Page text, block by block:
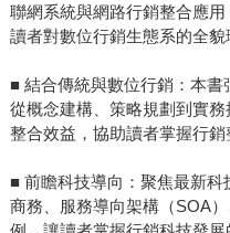
聯網系統與網路行銷整合應
讀者對數位行銷生態系的全貌
■ 結合傳統與數位行銷：本書
從概念建構、策略規劃到實
整合效益，協助讀者掌握行銷
■ 前瞻科技導向：聚焦最新
商務、服務導向架構（SOA